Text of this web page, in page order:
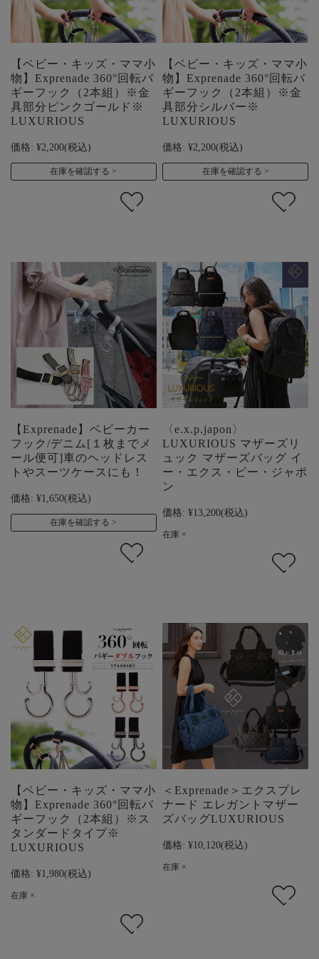
【ベビー・キッズ・ママ小
物】Exprenade 360°回転バ
ギーフック（2本組）※金
具部分ピンクゴールド※
LUXURIOUS
価格: ¥2,200(税込)
在庫を確認する
【ベビー・キッズ・ママ小
物】Exprenade 360°回転バ
ギーフック（2本組）※金
具部分シルバー※
LUXURIOUS
価格: ¥2,200(税込)
在庫を確認する
【Exprenade】ベビーカー
フック/デニム[１枚までメ
ール便可]車のヘッドレス
トやスーツケースにも！
価格: ¥1,650(税込)
在庫を確認する
〈e.x.p.japon〉
LUXURIOUS マザーズリ
ュック マザーズバッグ イ
ー・エクス・ピー・ジャポ
ン
価格: ¥13,200(税込)
在庫 ×
【ベビー・キッズ・ママ小
物】Exprenade 360°回転バ
ギーフック（2本組）※ス
タンダードタイプ※
LUXURIOUS
価格: ¥1,980(税込)
在庫 ×
＜Exprenade＞エクスプレ
ナード エレガントマザー
ズバッグLUXURIOUS
価格: ¥10,120(税込)
在庫 ×